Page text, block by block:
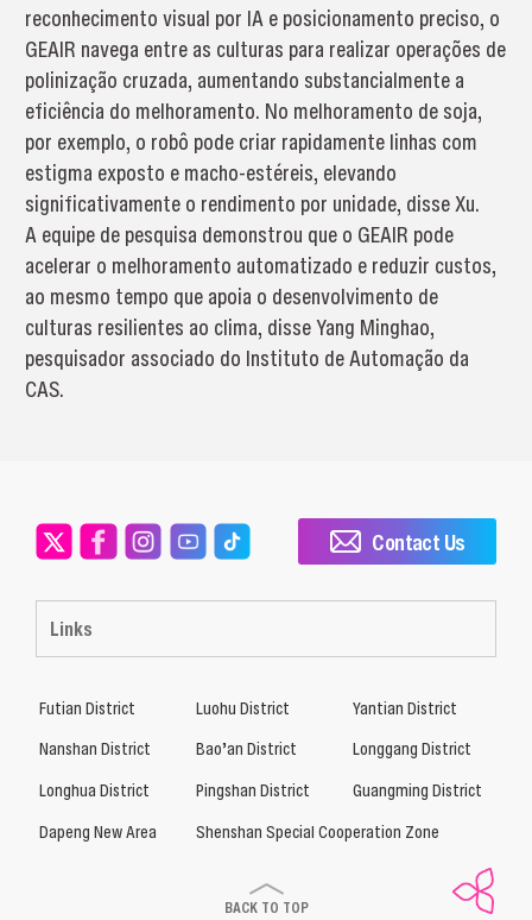
reconhecimento visual por IA e posicionamento preciso, o
GEAIR navega entre as culturas para realizar operações de
polinização cruzada, aumentando substancialmente a
eficiência do melhoramento. No melhoramento de soja,
por exemplo, o robô pode criar rapidamente linhas com
estigma exposto e macho-estéreis, elevando
significativamente o rendimento por unidade, disse Xu.
A equipe de pesquisa demonstrou que o GEAIR pode
acelerar o melhoramento automatizado e reduzir custos,
ao mesmo tempo que apoia o desenvolvimento de
culturas resilientes ao clima, disse Yang Minghao,
pesquisador associado do Instituto de Automação da
CAS.
Links
Contact Us
Futian District Luohu District
Yantian District
Nanshan District
Bao’an District
Longgang District
Longhua District
Pingshan District
Guangming District
Dapeng New Area
Shenshan Special Cooperation Zone
BACK TO TOP